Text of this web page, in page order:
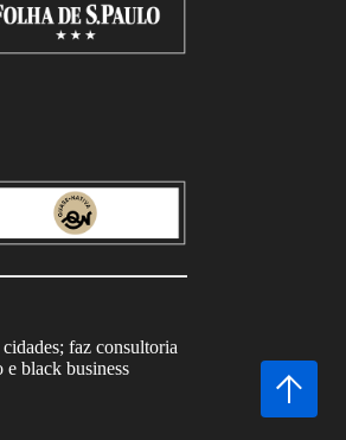
faz consultoria
e black business